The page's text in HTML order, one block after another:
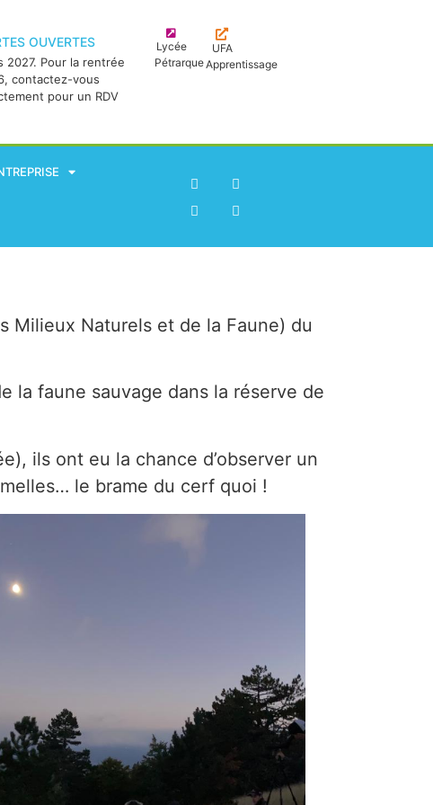
OUVERTES
2027. Pour la rentrée
contactez-vous
pour un RDV
Lycée
Pétrarque
UFA
Apprentissage
Milieux Naturels et de la Faune) du
la faune sauvage dans la réserve de
ils ont eu la chance d’observer un
le brame du cerf quoi !